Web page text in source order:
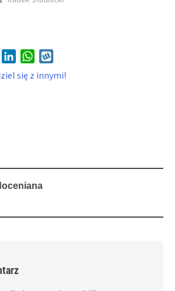
Email LinkedInWhatsApp
się z innymi!